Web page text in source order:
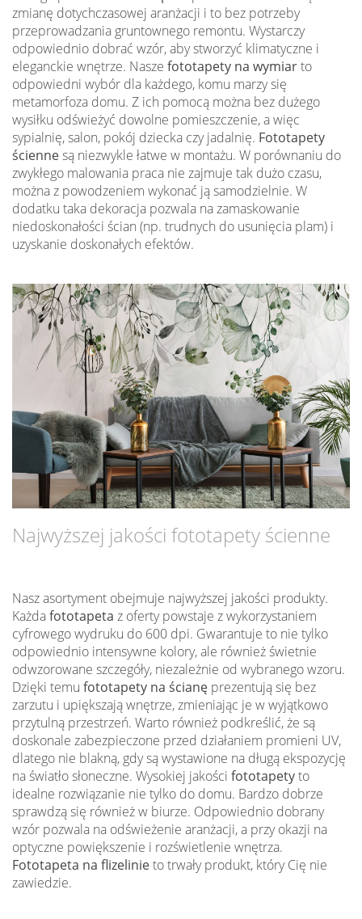
zmianę dotychczasowej aranżacji i to bez potrzeby
przeprowadzania gruntownego remontu. Wystarczy
odpowiednio dobrać wzór, aby stworzyć klimatyczne i
eleganckie wnętrze. Nasze fototapety na wymiarto
odpowiedni wybór dla każdego, komu marzy się
metamorfoza domu. Z ich pomocą można bez dużego
wysiłku odświeżyć dowolne pomieszczenie, a więc
sypialnię, salon, pokój dziecka czy jadalnię. Fototapety
ściennesą niezwykle łatwe w montażu. W porównaniu do
zwykłego malowania praca nie zajmuje tak dużo czasu,
można z powodzeniem wykonać ją samodzielnie. W
dodatku taka dekoracja pozwala na zamaskowanie
niedoskonałości ścian (np. trudnych do usunięcia plam) i
uzyskanie doskonałych efektów.
Najwyższej jakości fototapety ścienne
Nasz asortyment obejmuje najwyższej jakości produkty.
Każdafototapeta z oferty powstaje z wykorzystaniem
cyfrowego wydruku do 600 dpi. Gwarantuje to nie tylko
odpowiednio intensywne kolory, ale również świetnie
odwzorowane szczegóły, niezależnie od wybranego wzoru.
Dzięki temu fototapety na ścianę prezentują się bez
zarzutu i upiększają wnętrze, zmieniając je w wyjątkowo
przytulną przestrzeń. Warto również podkreślić, że są
doskonale zabezpieczone przed działaniem promieni UV,
dlatego nie blakną, gdy są wystawione na długą ekspozycję
na światło słoneczne. Wysokiej jakości fototapetyto
idealne rozwiązanie nie tylko do domu. Bardzo dobrze
sprawdzą się również w biurze. Odpowiednio dobrany
wzór pozwala na odświeżenie aranżacji, a przy okazji na
optyczne powiększenie i rozświetlenie wnętrza.
Fototapeta na flizelinieto trwały produkt, który Cię nie
zawiedzie.